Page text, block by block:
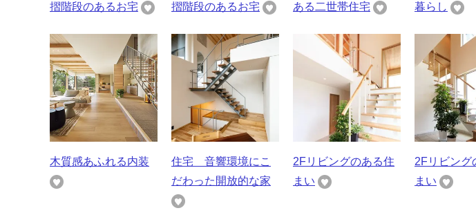
摺階段のあるお宅
摺階段のあるお宅
ある二世帯住宅
暮らし
木質感あふれる内装
住宅 音響環境にこ
だわった開放的な家
2Fリビングのある住
まい
2Fリビング
まい